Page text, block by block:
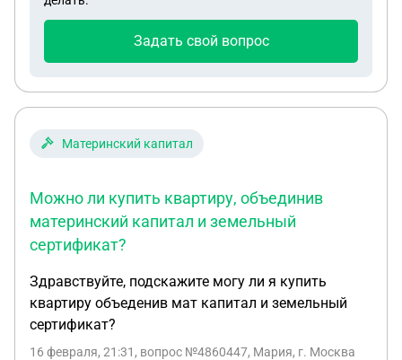
Задать свой вопрос
Материнский капитал
Можно ли купить квартиру, объединив
материнский капитал и земельный
сертификат?
Здравствуйте, подскажите могу ли я купить
квартиру объеденив мат капитал и земельный
сертификат?
16 февраля, 21:31 , вопрос №4860447, Мария, г. Москва